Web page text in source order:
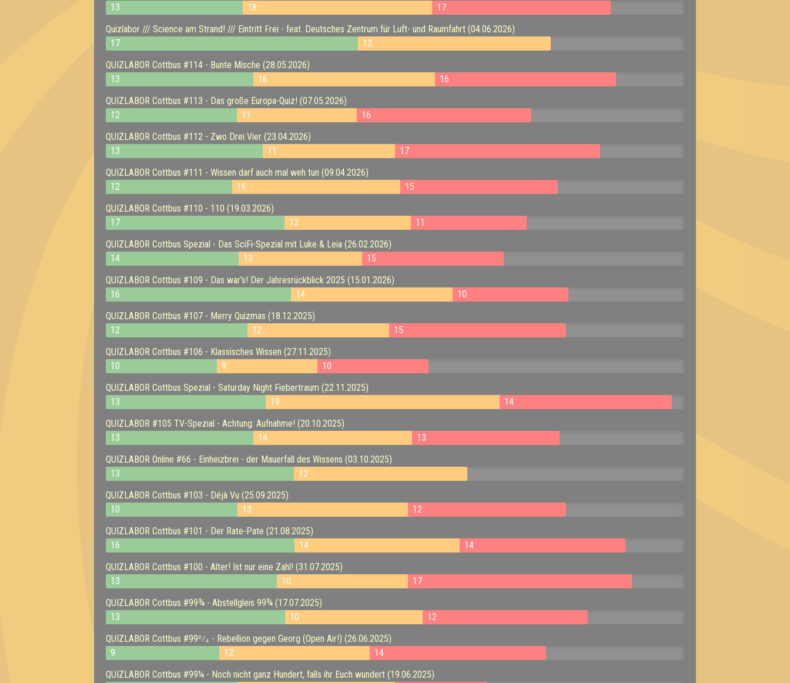
13
18
17
Quizlabor /// Science am Strand! /// Eintritt Frei - feat. Deutsches Zentrum für Luft- und Raumfahrt (04.06.2026)
17
13
QUIZLABOR Cottbus #114 - Bunte Mische (28.05.2026)
13
16
16
QUIZLABOR Cottbus #113 - Das große Europa-Quiz! (07.05.2026)
12
11
16
QUIZLABOR Cottbus #112 - Zwo Drei Vier (23.04.2026)
13
11
17
QUIZLABOR Cottbus #111 - Wissen darf auch mal weh tun (09.04.2026)
12
16
15
QUIZLABOR Cottbus #110 - 110 (19.03.2026)
17
12
11
QUIZLABOR Cottbus Spezial - Das SciFi-Spezial mit Luke & Leia (26.02.2026)
14
13
15
QUIZLABOR Cottbus #109 - Das war's! Der Jahresrückblick 2025 (15.01.2026)
16
14
10
QUIZLABOR Cottbus #107 - Merry Quizmas (18.12.2025)
12
12
15
QUIZLABOR Cottbus #106 - Klassisches Wissen (27.11.2025)
10
9
10
QUIZLABOR Cottbus Spezial - Saturday Night Fiebertraum (22.11.2025)
13
19
14
QUIZLABOR #105 TV-Spezial - Achtung: Aufnahme! (20.10.2025)
13
14
13
QUIZLABOR Online #66 - Einheizbrei - der Mauerfall des Wissens (03.10.2025)
13
12
QUIZLABOR Cottbus #103 - Déjà Vu (25.09.2025)
10
13
12
QUIZLABOR Cottbus #101 - Der Rate-Pate (21.08.2025)
16
14
14
QUIZLABOR Cottbus #100 - Alter! Ist nur eine Zahl! (31.07.2025)
13
10
17
QUIZLABOR Cottbus #99¾ - Abstellgleis 99¾ (17.07.2025)
13
10
12
QUIZLABOR Cottbus #99²⁄₄ - Rebellion gegen Georg (Open Air!) (26.06.2025)
9
12
14
QUIZLABOR Cottbus #99¼ - Noch nicht ganz Hundert, falls ihr Euch wundert (19.06.2025)